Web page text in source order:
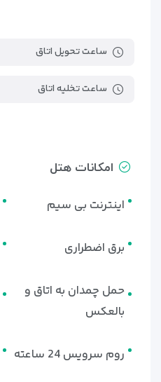
ساعت تحویل اتاق
ساعت تخلیه اتاق
امکانات هتل
اینترنت بی سیم
برق اضطراری
حمل چمدان به اتاق و
بالعکس
روم سرویس 24 ساعته